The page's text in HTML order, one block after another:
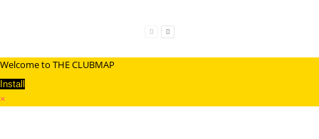
Welcome to THE CLUBMAP
Install
×